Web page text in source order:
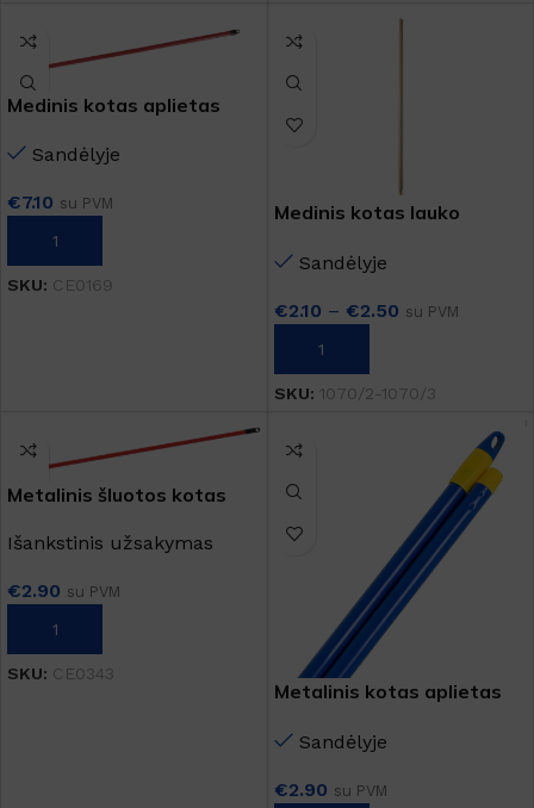
Medinis kotas aplietas
Sandėlyje
€7.10 su PVM
Į KREPŠELĮ
SKU: CE0169
Medinis kotas lauko
Sandėlyje
€2.10 – €2.50 su PVM
PASIRINKTI SAVYBES
SKU: 1070/2-1070/3
Metalinis šluotos kotas
Išankstinis užsakymas
€2.90 su PVM
Į KREPŠELĮ
SKU: CE0343
Metalinis kotas aplietas
Sandėlyje
€2.90 su PVM